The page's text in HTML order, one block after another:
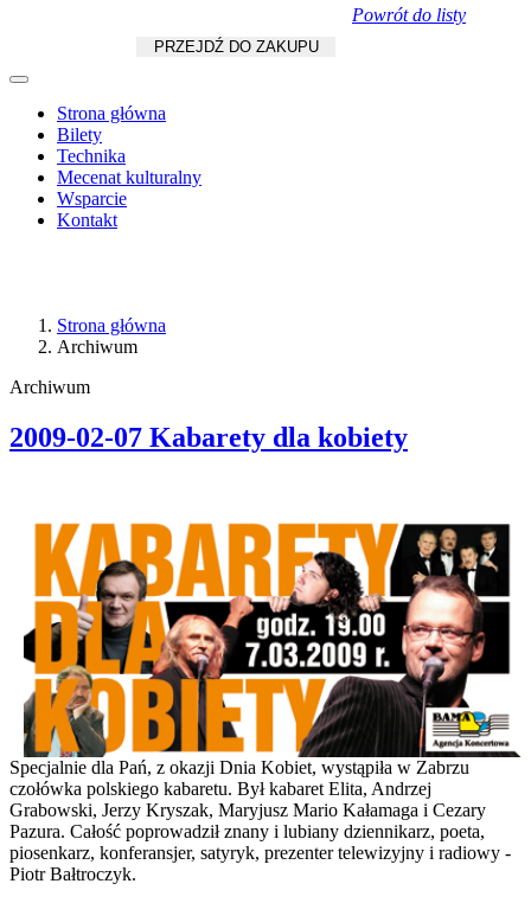
PRZEJDŹ DO ZAKUPU
Strona główna
Bilety
Technika
Mecenat kulturalny
Wsparcie
Kontakt
Strona główna
Archiwum
Archiwum
2009-02-07 Kabarety dla kobiety
Powrót do listy
Specjalnie dla Pań, z okazji Dnia Kobiet, wystąpiła w Zabrzu
czołówka polskiego kabaretu. Był kabaret Elita, Andrzej
Grabowski, Jerzy Kryszak, Maryjusz Mario Kałamaga i Cezary
Pazura. Całość poprowadził znany i lubiany dziennikarz, poeta,
piosenkarz, konferansjer, satyryk, prezenter telewizyjny i radiowy -
Piotr Bałtroczyk.